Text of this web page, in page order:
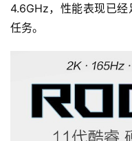
4.6GHz，性能表现已
任务。